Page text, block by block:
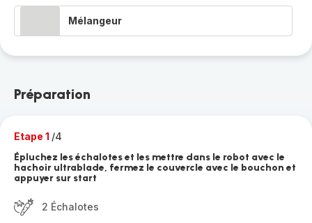
Mélangeur
Préparation
Etape 1 /4
Épluchez les échalotes et les mettre dans le robot avec le
hachoir ultrablade, fermez le couvercle avec le bouchon et
appuyer sur start
2 Échalotes